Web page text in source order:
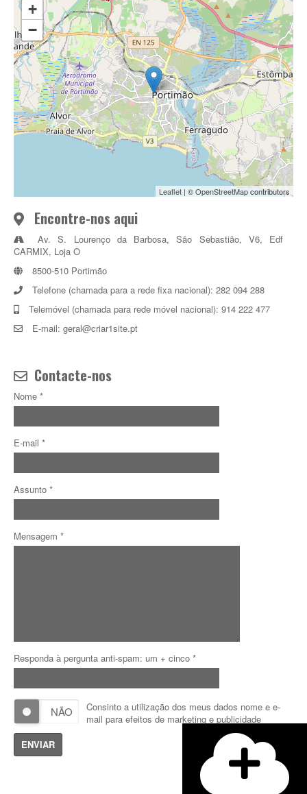
+
−
Leaflet | ©OpenStreetMapcontributors
Encontre-nos aqui
Av. S. Lourenço da Barbosa, São Sebastião, V6, Edf
CARMIX, Loja O
8500-510 Portimão
Telefone (chamada para a rede fixa nacional): 282 094 288
Telemóvel (chamada para rede móvel nacional): 914 222 477
E-mail: geral@criar1site.pt
Contacte-nos
Nome *
E-mail *
Assunto *
Mensagem *
Responda à pergunta anti-spam: um + cinco *
Consinto a utilização dos meus dados nome e e-
mail para efeitos de marketing e publicidade